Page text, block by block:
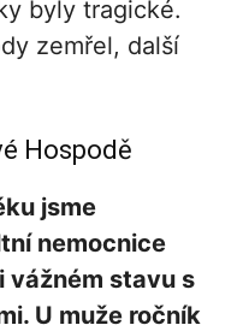
byly tragické.
zemřel, další
Hospodě
jsme
nemocnice
vážném stavu s
U muže ročník